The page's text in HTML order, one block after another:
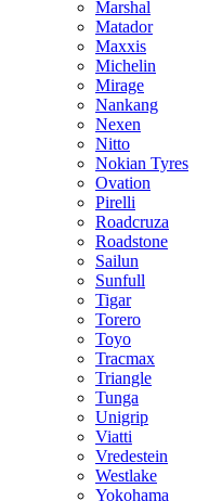
Marshal
Matador
Maxxis
Michelin
Mirage
Nankang
Nexen
Nitto
Nokian Tyres
Ovation
Pirelli
Roadcruza
Roadstone
Sailun
Sunfull
Tigar
Torero
Toyo
Tracmax
Triangle
Tunga
Unigrip
Viatti
Vredestein
Westlake
Yokohama